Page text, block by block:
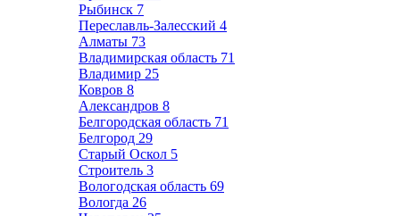
Рыбинск 7
Переславль-Залесский 4
Алматы 73
Владимирская область 71
Владимир 25
Ковров 8
Александров 8
Белгородская область 71
Белгород 29
Старый Оскол 5
Строитель 3
Вологодская область 69
Вологда 26